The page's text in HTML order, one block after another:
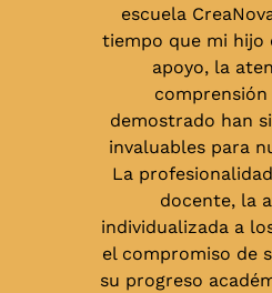
escuela
tiempo que mi hijo
apoyo, la
comprensión
demostrado han
invaluables para
La
docente, la
individualizada a
el compromiso de
su progreso